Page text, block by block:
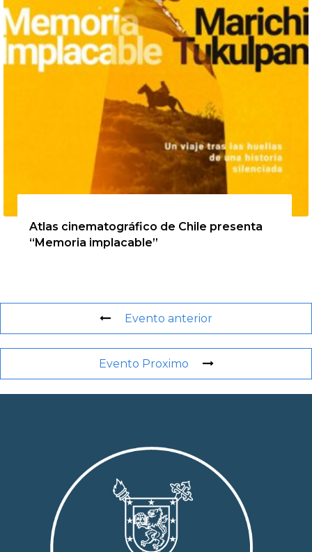
Atlas cinematográfico de Chile presenta
“Memoria implacable”
Evento anterior
Evento Proximo